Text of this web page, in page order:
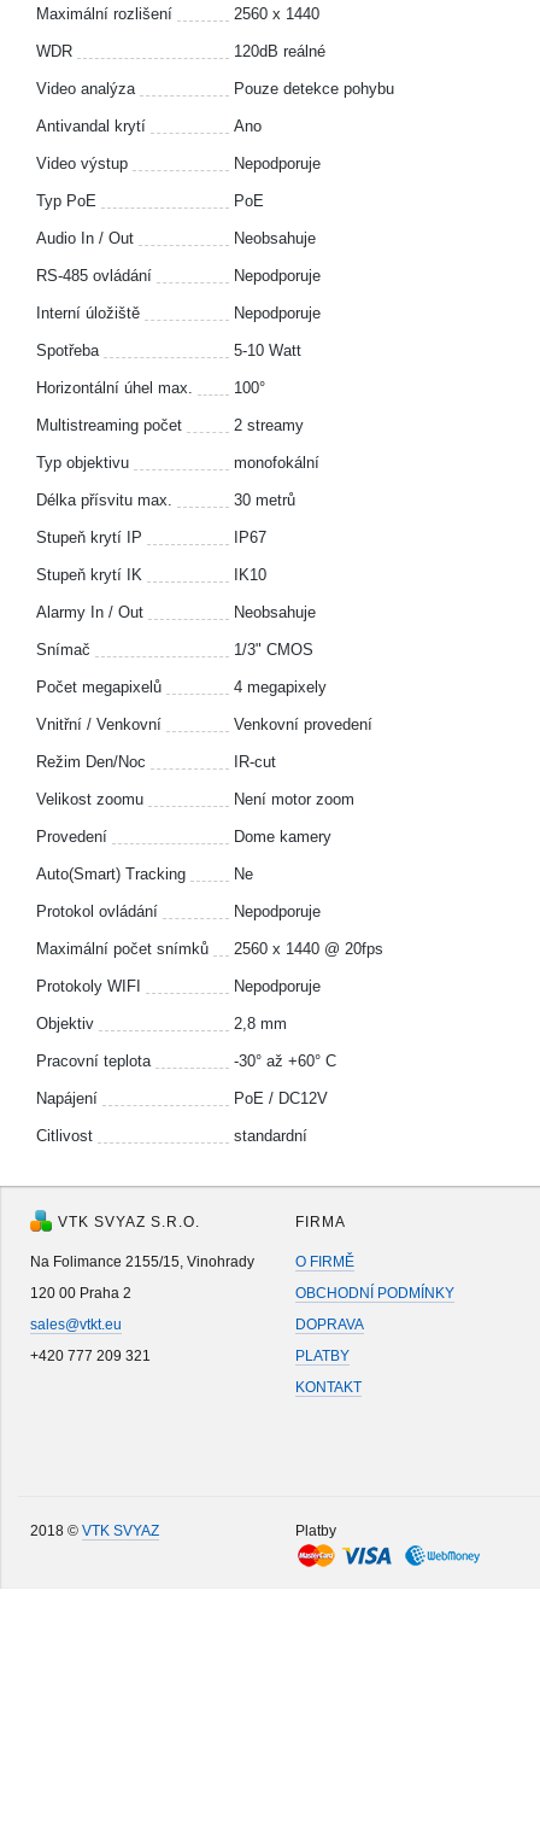
Maximální rozlišení 2560 x 1440
WDR 120dB reálné
Video analýza Pouze detekce pohybu
Antivandal krytí Ano
Video výstup Nepodporuje
Typ PoE PoE
Audio In / Out Neobsahuje
RS-485 ovládání Nepodporuje
Interní úložiště Nepodporuje
Spotřeba 5-10 Watt
Horizontální úhel max. 100°
Multistreaming počet 2 streamy
Typ objektivu monofokální
Délka přísvitu max. 30 metrů
Stupeň krytí IP IP67
Stupeň krytí IK IK10
Alarmy In / Out Neobsahuje
Snímač 1/3" CMOS
Počet megapixelů 4 megapixely
Vnitřní / Venkovní Venkovní provedení
Režim Den/Noc IR-cut
Velikost zoomu Není motor zoom
Provedení Dome kamery
Auto(Smart) Tracking Ne
Protokol ovládání Nepodporuje
Maximální počet snímků 2560 x 1440 @ 20fps
Protokoly WIFI Nepodporuje
Objektiv 2,8 mm
Pracovní teplota -30° až +60° C
Napájení PoE / DC12V
Citlivost standardní
VTK SVYAZ S.R.O.
Na Folimance 2155/15, Vinohrady
120 00 Praha 2
sales@vtkt.eu
+420 777 209 321
FIRMA
O FIRMĚ
OBCHODNÍ PODMÍNKY
DOPRAVA
PLATBY
KONTAKT
2018 © VTK SVYAZ Platby